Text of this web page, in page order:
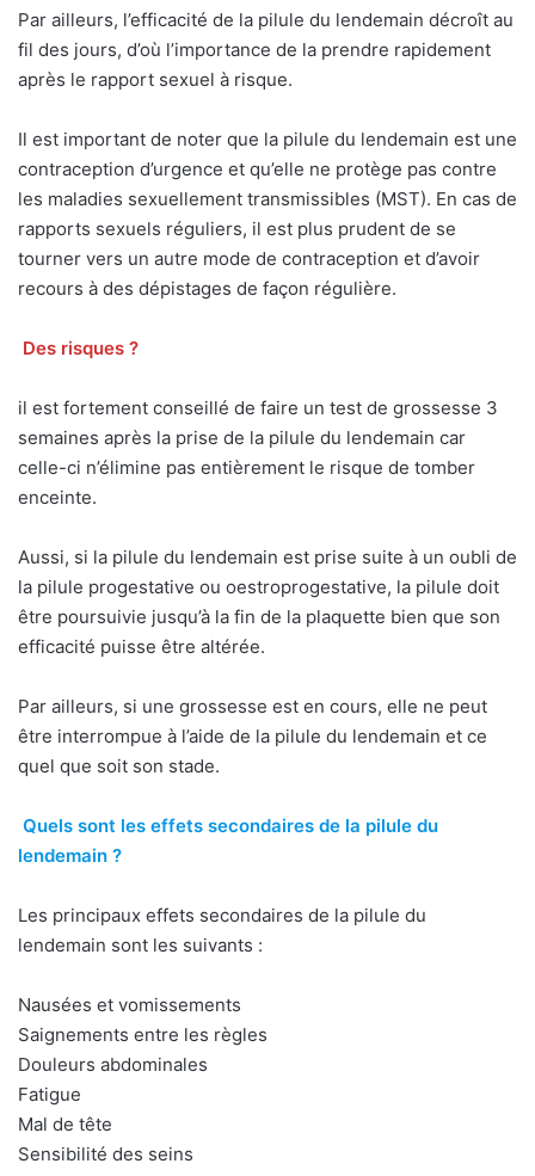
Par ailleurs, l’efficacité de la pilule du lendemain décroît au
fil des jours, d’où l’importance de la prendre rapidement
après le rapport sexuel à risque.
Il est important de noter que la pilule du lendemain est une
contraception d’urgence et qu’elle ne protège pas contre
les maladies sexuellement transmissibles (MST). En cas de
rapports sexuels réguliers, il est plus prudent de se
tourner vers un autre mode de contraception et d’avoir
recours à des dépistages de façon régulière.
Des risques ?
il est fortement conseillé de faire un test de grossesse 3
semaines après la prise de la pilule du lendemain car
celle-ci n’élimine pas entièrement le risque de tomber
enceinte.
Aussi, si la pilule du lendemain est prise suite à un oubli de
la pilule progestative ou oestroprogestative, la pilule doit
être poursuivie jusqu’à la fin de la plaquette bien que son
efficacité puisse être altérée.
Par ailleurs, si une grossesse est en cours, elle ne peut
être interrompue à l’aide de la pilule du lendemain et ce
quel que soit son stade.
Quels sont les effets secondaires de la pilule du
lendemain ?
Les principaux effets secondaires de la pilule du
lendemain sont les suivants :
Nausées et vomissements
Saignements entre les règles
Douleurs abdominales
Fatigue
Mal de tête
Sensibilité des seins